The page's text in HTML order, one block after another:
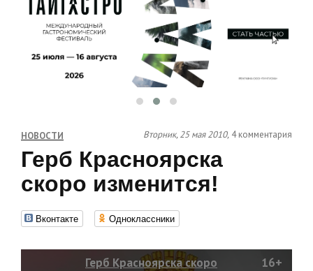
НОВОСТИ Вторник, 25 мая 2010, 4 комментария
Герб Красноярска
скоро изменится!
Вконтакте Одноклассники
Герб Красноярска скоро
16+